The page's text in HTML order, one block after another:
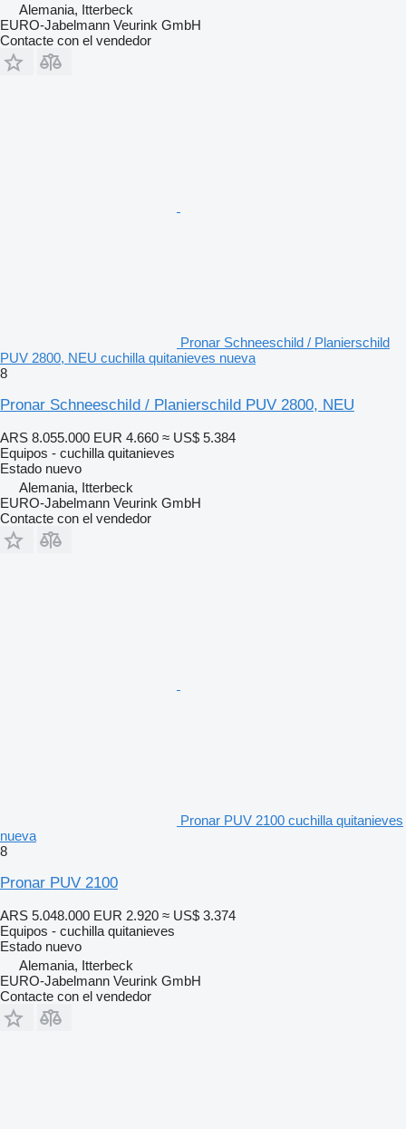
Alemania, Itterbeck
EURO-Jabelmann Veurink GmbH
Contacte con el vendedor
Pronar Schneeschild / Planierschild
PUV 2800, NEU cuchilla quitanieves nueva
8
Pronar Schneeschild / Planierschild PUV 2800, NEU
ARS 8.055.000 EUR 4.660 ≈ US$ 5.384
Equipos - cuchilla quitanieves
Estado nuevo
Alemania, Itterbeck
EURO-Jabelmann Veurink GmbH
Contacte con el vendedor
Pronar PUV 2100 cuchilla quitanieves
nueva
8
Pronar PUV 2100
ARS 5.048.000 EUR 2.920 ≈ US$ 3.374
Equipos - cuchilla quitanieves
Estado nuevo
Alemania, Itterbeck
EURO-Jabelmann Veurink GmbH
Contacte con el vendedor